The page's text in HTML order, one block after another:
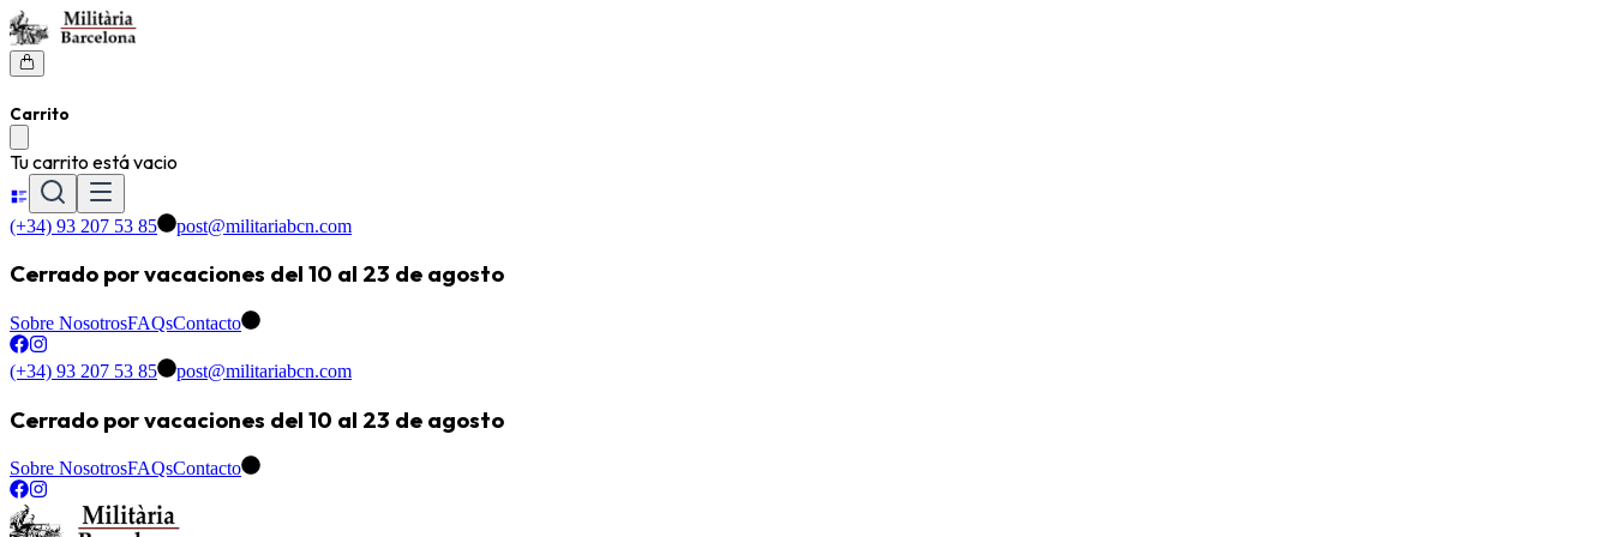
Carrito
Tu carrito está vacio
(+34) 93 207 53 85 post@militariabcn.com
Cerrado por vacaciones del 10 al 23 de agosto
Sobre NosotrosFAQsContacto
(+34) 93 207 53 85 post@militariabcn.com
Cerrado por vacaciones del 10 al 23 de agosto
Sobre NosotrosFAQsContacto